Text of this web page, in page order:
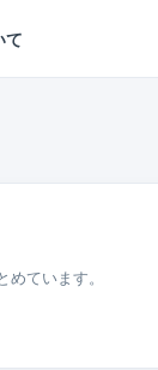
て
ています。